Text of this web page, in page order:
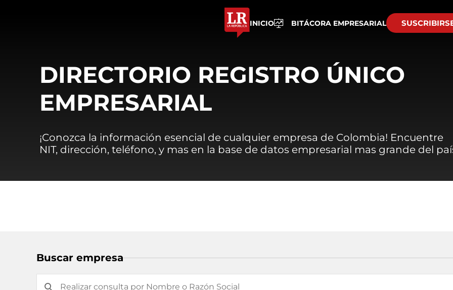
INICIO BITÁCORA EMPRESARIAL
DIRECTORIO REGISTRO ÚNICO
EMPRESARIAL
¡Conozca la información esencial de cualquier empresa de Colombia! Encuentre
NIT, dirección, teléfono, y mas en la base de datos empresarial mas grande del
Buscar empresa